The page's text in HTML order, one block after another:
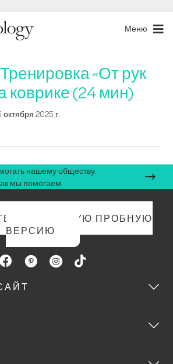
Меню
«От рук
коврике (24 мин)
октября 2025 г.
нашему обществу.
мы помогаем.
БЕСПЛАТНУЮ ПРОБНУЮ
ВЕРСИЮ